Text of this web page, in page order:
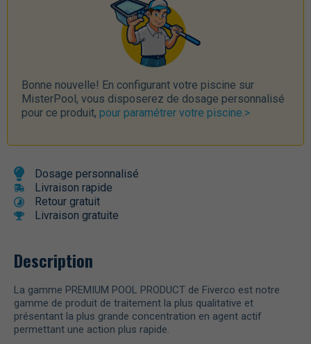
Bonne nouvelle! En configurant votre piscine sur
MisterPool, vous disposerez de dosage personnalisé
pour ce produit, pour paramétrer votre piscine.>
Dosage personnalisé
Livraison rapide
Retour gratuit
Livraison gratuite
Description
La gamme PREMIUM POOL PRODUCT de Fiverco est notre
gamme de produit de traitement la plus qualitative et
présentant la plus grande concentration en agent actif
permettant une action plus rapide.